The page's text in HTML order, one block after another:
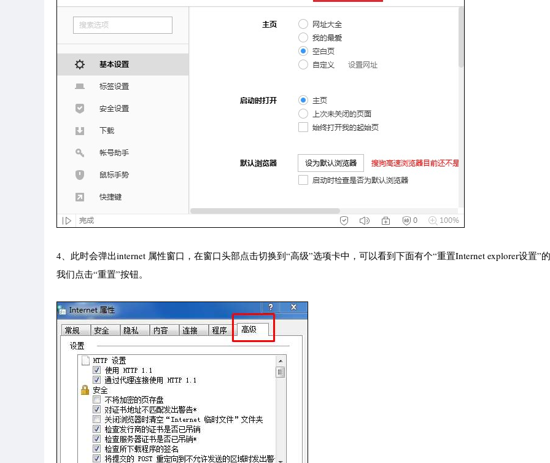
4、此时会弹出internet 属性窗口，在窗口头部点击切换到“高级”选项卡中，可以看到下面有个“重置Internet explorer设置”
我们点击“重置”按钮。